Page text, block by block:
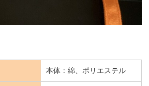
本体：綿、ポリエステル